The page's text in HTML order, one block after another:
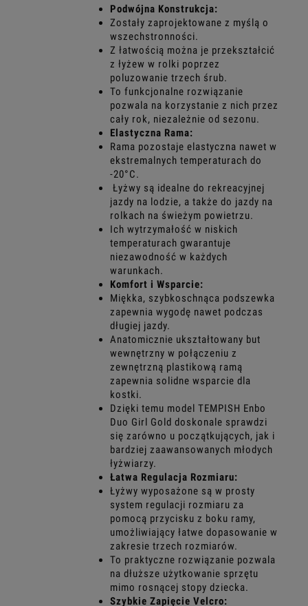
Podwójna Konstrukcja:
Zostały zaprojektowane z myślą o
wszechstronności.
Z łatwością można je przekształcić
z łyżew w rolki poprzez
poluzowanie trzech śrub.
To funkcjonalne rozwiązanie
pozwala na korzystanie z nich przez
cały rok, niezależnie od sezonu.
Elastyczna Rama:
Rama pozostaje elastyczna nawet w
ekstremalnych temperaturach do
-20°C.
Łyżwy są idealne do rekreacyjnej
jazdy na lodzie, a także do jazdy na
rolkach na świeżym powietrzu.
Ich wytrzymałość w niskich
temperaturach gwarantuje
niezawodność w każdych
warunkach.
Komfort i Wsparcie:
Miękka, szybkoschnąca podszewka
zapewnia wygodę nawet podczas
długiej jazdy.
Anatomicznie ukształtowany but
wewnętrzny w połączeniu z
zewnętrzną plastikową ramą
zapewnia solidne wsparcie dla
kostki.
Dzięki temu model TEMPISH Enbo
Duo Girl Gold doskonale sprawdzi
się zarówno u początkujących, jak i
bardziej zaawansowanych młodych
łyżwiarzy.
Łatwa Regulacja Rozmiaru:
Łyżwy wyposażone są w prosty
system regulacji rozmiaru za
pomocą przycisku z boku ramy,
umożliwiający łatwe dopasowanie w
zakresie trzech rozmiarów.
To praktyczne rozwiązanie pozwala
na dłuższe użytkowanie sprzętu
mimo rosnącej stopy dziecka.
Szybkie Zapięcie Velcro: